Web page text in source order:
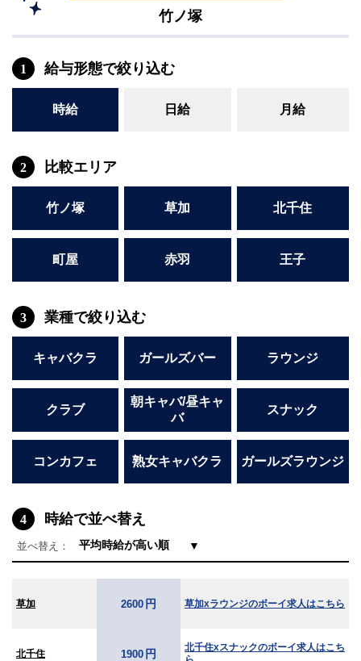
竹ノ塚
1 給与形態で絞り込む
時給 日給 月給
2 比較エリア
竹ノ塚 草加 北千住
町屋 赤羽 王子
3 業種で絞り込む
キャバクラ ガールズバー ラウンジ
クラブ
朝キャバ/昼キャ
バ
スナック
コンカフェ 熟女キャバクラ ガールズラウンジ
4 時給で並べ替え
並べ替え： ▼
草加 2600 円 草加xラウンジのボーイ求人はこちら
北千住 1900 円
北千住xスナックのボーイ求人はこち
相模原
厚木
横須賀
埼玉県
草加
獨協大学前＜草加松原＞
北浦和（西口）
千葉県
船橋
西船橋
佐倉
柏（東口）
下総中山
茂原
松戸
八千代台
本八幡
宇都宮
東武宇都宮（宇都宮西口）
ひたち野うしく